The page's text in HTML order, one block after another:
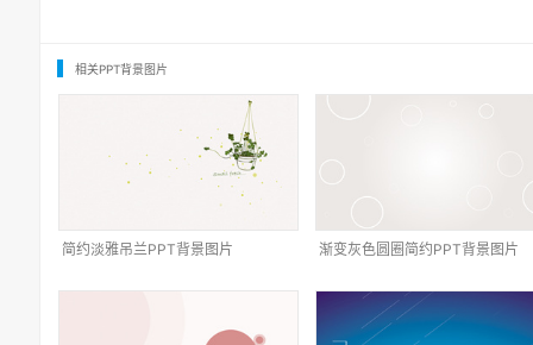
相关PPT背景图片
简约淡雅吊兰PPT背景图片 渐变灰色圆圈简约PPT背景图片